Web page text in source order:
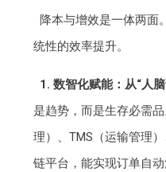
降本与增效是一体两面
统性的效率提升。
1. 数智化赋能：从“人
是趋势，而是生存必需
理）、TMS（运输管理
链平台，能实现订单自